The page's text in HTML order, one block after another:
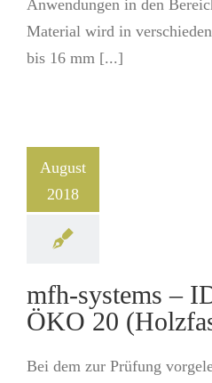
Anwendungen in den
Material wird in
bis 16 mm [...]
August
2018
mfh-systems –
ÖKO 20
Bei dem zur Prüfung